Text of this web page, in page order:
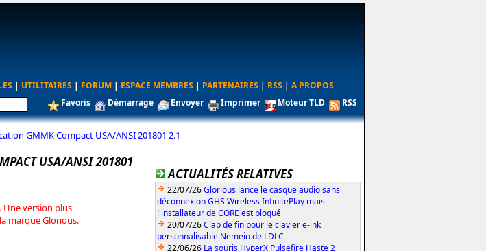
| UTILITAIRES | FORUM | ESPACE MEMBRES | PARTENAIRES | RSS | A PROPOS
Favoris Démarrage Envoyer Imprimer Moteur TLD RSS
GMMK Compact USA/ANSI 201801 2.1
USA/ANSI 201801
version plus
marque Glorious.
ACTUALITÉS RELATIVES
22/07/26Glorious lance le casque audio sans
déconnexion GHS Wireless InfinitePlay mais
l'installateur de CORE est bloqué
20/07/26Clap de fin pour le clavier e-ink
personnalisable Nemeio de LDLC
22/06/26 La souris HyperX Pulsefire Haste 2